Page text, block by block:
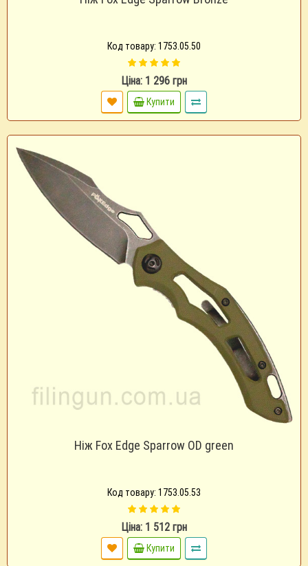
Код товару: 1753.05.50
Ціна: 1 296 грн
Купити
Ніж Fox Edge Sparrow OD green
Код товару: 1753.05.53
Ціна: 1 512 грн
Купити